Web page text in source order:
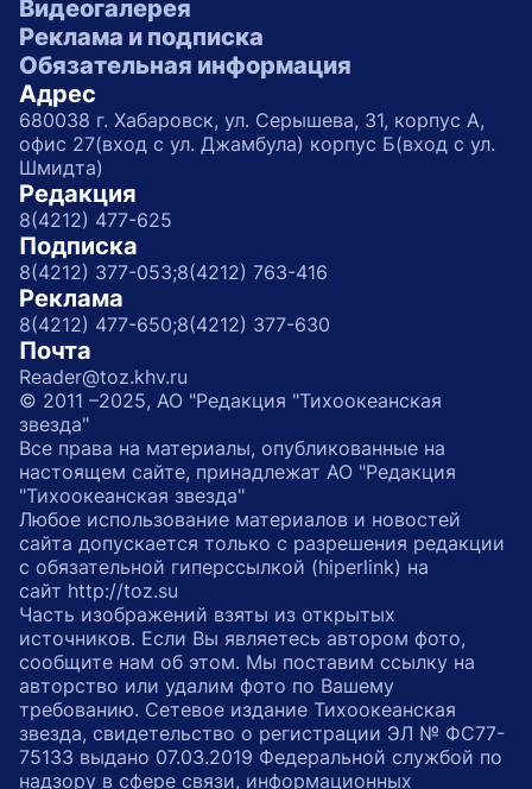
Видеогалерея
Реклама и подписка
Обязательная информация
Адрес
680038 г. Хабаровск, ул. Серышева, 31, корпус А,
офис 27(вход с ул. Джамбула) корпус Б(вход с ул.
Шмидта)
Редакция
8(4212) 477-625
Подписка
8(4212) 377-053;8(4212) 763-416
Реклама
8(4212) 477-650;8(4212) 377-630
Почта
Reader@toz.khv.ru
© 2011 –2025, АО "Редакция "Тихоокеанская
звезда"
Все права на материалы, опубликованные на
настоящем сайте, принадлежат АО "Редакция
"Тихоокеанская звезда"
Любое использование материалов и новостей
сайта допускается только с разрешения редакции
с обязательной гиперссылкой (hiperlink) на
сайт http://toz.su
Часть изображений взяты из открытых
источников. Если Вы являетесь автором фото,
сообщите нам об этом. Мы поставим ссылку на
авторство или удалим фото по Вашему
требованию. Сетевое издание Тихоокеанская
звезда, свидетельство о регистрации ЭЛ № ФС77-
75133 выдано 07.03.2019 Федеральной службой по
надзору в сфере связи, информационных